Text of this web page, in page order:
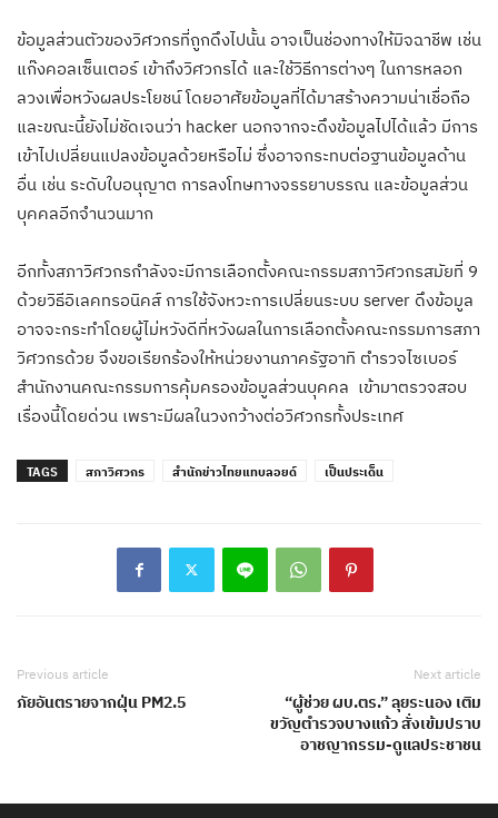
ข้อมูลส่วนตัวของวิศวกรที่ถูกดึงไปนั้น อาจเป็นช่องทางให้มิจฉาชีพ เช่น
แก๊งคอลเซ็นเตอร์ เข้าถึงวิศวกรได้ และใช้วิธีการต่างๆ ในการหลอก
ลวงเพื่อหวังผลประโยชน์ โดยอาศัยข้อมูลที่ได้มาสร้างความน่าเชื่อถือ
และขณะนี้ยังไม่ชัดเจนว่า hacker นอกจากจะดึงข้อมูลไปได้แล้ว มีการ
เข้าไปเปลี่ยนแปลงข้อมูลด้วยหรือไม่ ซึ่งอาจกระทบต่อฐานข้อมูลด้าน
อื่น เช่น ระดับใบอนุญาต การลงโทษทางจรรยาบรรณ และข้อมูลส่วน
บุคคลอีกจำนวนมาก
อีกทั้งสภาวิศวกรกำลังจะมีการเลือกตั้งคณะกรรมสภาวิศวกรสมัยที่ 9
ด้วยวิธีอิเลคทรอนิคส์ การใช้จังหวะการเปลี่ยนระบบ server ดึงข้อมูล
อาจจะกระทำโดยผู้ไม่หวังดีที่หวังผลในการเลือกตั้งคณะกรรมการสภา
วิศวกรด้วย จึงขอเรียกร้องให้หน่วยงานภาครัฐอาทิ ตำรวจไซเบอร์
สำนักงานคณะกรรมการคุ้มครองข้อมูลส่วนบุคคล เข้ามาตรวจสอบ
เรื่องนี้โดยด่วน เพราะมีผลในวงกว้างต่อวิศวกรทั้งประเทศ
TAGS สภาวิศวกร สำนักข่าวไทยแทบลอยด์ เป็นประเด็น
Previous article
ภัยอันตรายจากฝุ่น PM2.5
Next article
“ผู้ช่วย ผบ.ตร.” ลุยระนอง เติม
ขวัญตำรวจบางแก้ว สั่งเข้มปราบ
อาชญากรรม-ดูแลประชาชน